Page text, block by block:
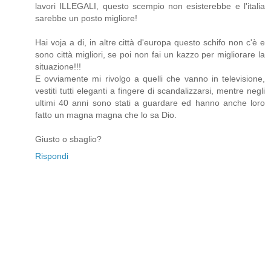
lavori ILLEGALI, questo scempio non esisterebbe e l'italia
sarebbe un posto migliore!
Hai voja a di, in altre città d'europa questo schifo non c'è e
sono città migliori, se poi non fai un kazzo per migliorare la
situazione!!!
E ovviamente mi rivolgo a quelli che vanno in televisione,
vestiti tutti eleganti a fingere di scandalizzarsi, mentre negli
ultimi 40 anni sono stati a guardare ed hanno anche loro
fatto un magna magna che lo sa Dio.
Giusto o sbaglio?
Rispondi